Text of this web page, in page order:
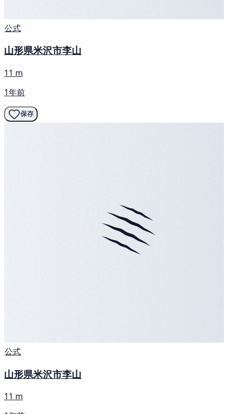
公式
山形県米沢市李山
11 m
1年前
保存
公式
山形県米沢市李山
11 m